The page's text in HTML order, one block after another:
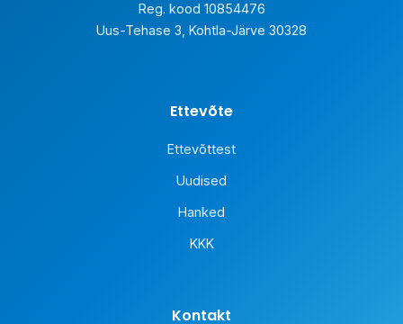
Reg. kood 10854476
Uus-Tehase 3, Kohtla-Järve 30328
Ettevõte
Ettevõttest
Uudised
Hanked
KKK
Kontakt